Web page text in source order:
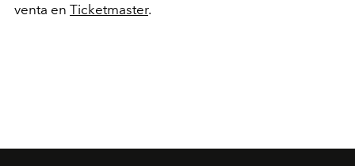
venta en Ticketmaster.